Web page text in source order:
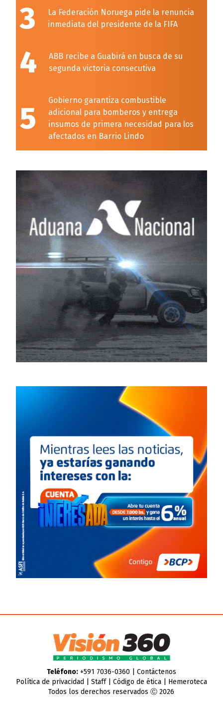
3
La Federación Noruega pide la renuncia
inmediata del presidente de la FIFA
4
ABB recibe a Guabirá en busca de su
segunda victoria consecutiva
5
Gobierno garantiza combustible
adicional para bomberos y entrega
insumos de primera necesidad para los
afectados en Barrio Lindo
Teléfono:+591 7036-0360 | Contáctenos
Política de privacidad
Staff| Código de ética| Hemeroteca
Todos los derechos reservados Ⓒ 2026